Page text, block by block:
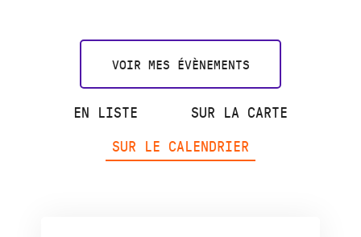
VOIR MES ÉVÈNEMENTS
EN LISTE
SUR LA CARTE
SUR LE CALENDRIER